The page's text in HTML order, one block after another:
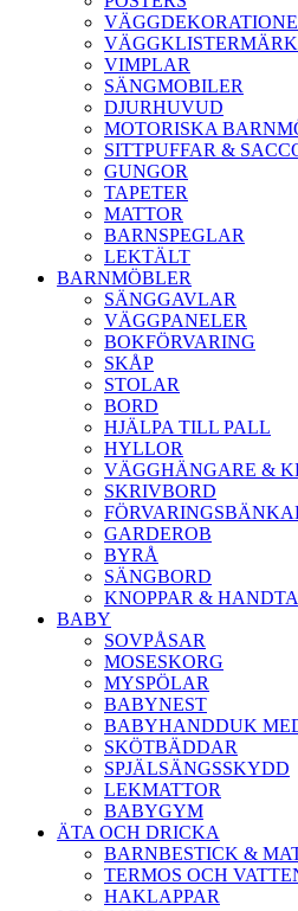
VIMPLAR
SÄNGMOBILER
DJURHUVUD
MOTORISKA
SITTPUFFAR &
GUNGOR
TAPETER
MATTOR
BARNSPEGLAR
LEKTÄLT
BARNMÖBLER
SÄNGGAVLAR
VÄGGPANELER
BOKFÖRVARING
SKÅP
STOLAR
BORD
HJÄLPA TILL PALL
HYLLOR
VÄGGHÄNGARE &
SKRIVBORD
GARDEROB
BYRÅ
SÄNGBORD
KNOPPAR &
BABY
SOVPÅSAR
MOSESKORG
MYSPÖLAR
BABYNEST
BABYHANDDUK
SKÖTBÄDDAR
SPJÄLSÄNGSSKYDD
LEKMATTOR
BABYGYM
ÄTA OCH DRICKA
BARNBESTICK &
TERMOS OCH
HAKLAPPAR